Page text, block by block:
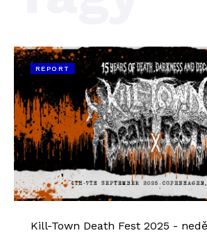
REPORT
Kill-Town Death Fest 2025 -